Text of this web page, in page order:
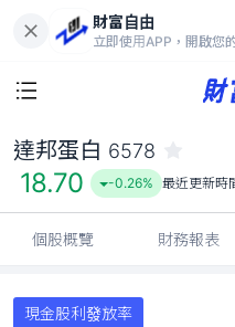
財富自由
立即使用APP，開啟您
18.70
達邦蛋白 6578
18.70 -0.26% 最近更新時
個股概覽 財務報表
現金股利發放率